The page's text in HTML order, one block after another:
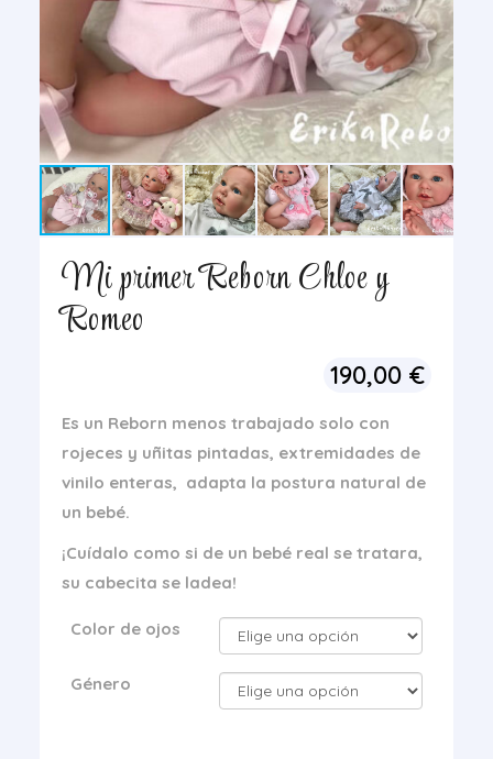
Mi primer Reborn Chloe y
Romeo
190,00 €
Es un Reborn menos trabajado solo con
rojeces y uñitas pintadas, extremidades de
vinilo enteras, adapta la postura natural de
un bebé.
¡Cuídalo como si de un bebé real se tratara,
su cabecita se ladea!
Color de ojos
Género